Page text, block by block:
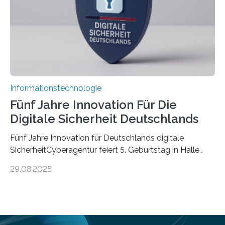
Informationen verarbeiten und häufig auch mit…
Informationstechnologie
Fünf Jahre Innovation Für Die
Digitale Sicherheit Deutschlands
Fünf Jahre Innovation für Deutschlands digitale
SicherheitCyberagentur feiert 5. Geburtstag in Halle
ErfolgeDie Agentur für Innovation in der
Forschungsarbeit, politischen Grußworten und der
29.08.2025